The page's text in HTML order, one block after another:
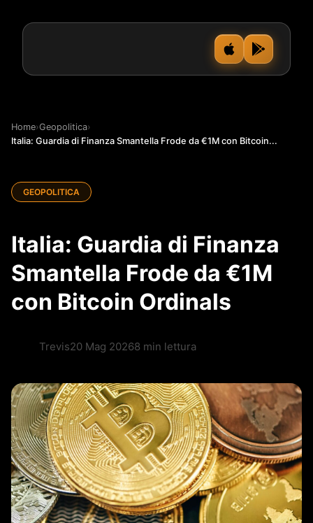
Home›Geopolitica›
Italia: Guardia di Finanza Smantella Frode da €1M con Bitcoin...
GEOPOLITICA
Italia: Guardia di Finanza
Smantella Frode da €1M
con Bitcoin Ordinals
Trevis20 Mag 20268 min lettura